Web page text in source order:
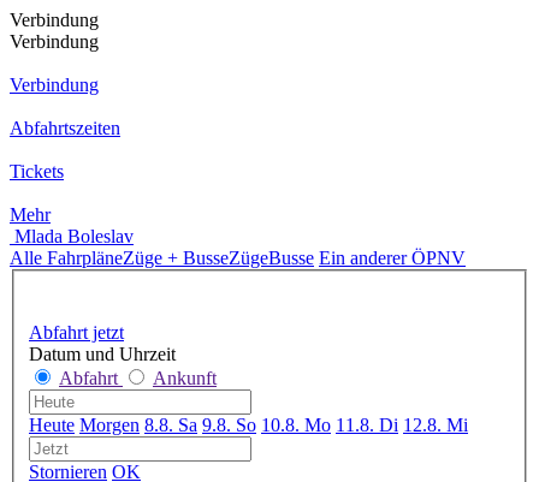
Verbindung
Verbindung
Verbindung
Abfahrtszeiten
Tickets
Mehr
Mlada Boleslav
Alle FahrpläneZüge + BusseZügeBusse Ein anderer ÖPNV
Abfahrt jetzt
Datum und Uhrzeit
Abfahrt
Ankunft
Heute Morgen 8.8. Sa 9.8. So 10.8. Mo 11.8. Di 12.8. Mi
Stornieren OK